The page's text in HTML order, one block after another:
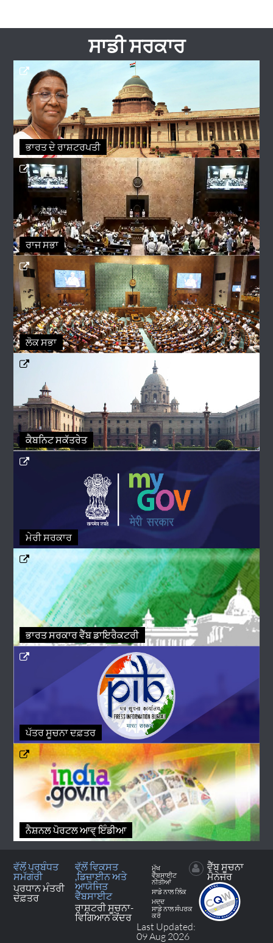
ਸਾਡੀ ਸਰਕਾਰ
ਭਾਰਤ ਦੇ ਰਾਸ਼ਟਰਪਤੀ
ਰਾਜ ਸਭਾ
ਲੋਕ ਸਭਾ
ਕੈਬਨਿਟ ਸਕੱਤਰੇਤ
ਮੇਰੀ ਸਰਕਾਰ
ਭਾਰਤ ਸਰਕਾਰ ਵੈੱਬ ਡਾਇਰੈਕਟਰੀ
ਪੱਤਰ ਸੂਚਨਾ ਦਫ਼ਤਰ
ਨੈਸ਼ਨਲ ਪੋਰਟਲ ਆਵ੍ ਇੰਡੀਆ
ਵੱਲੋਂ ਪ੍ਰਬੰਧਤ
ਸਮੱਗਰੀ
ਪ੍ਰਧਾਨ ਮੰਤਰੀ
ਦਫ਼ਤਰ
ਵੱਲੋਂ ਵਿਕਸਤ
,ਡਿਜ਼ਾਈਨ ਅਤੇ
ਆਯੋਜਿਤ
ਵੈੱਬਸਾਈਟ
ਰਾਸ਼ਟਰੀ ਸੂਚਨਾ-
ਵਿਗਿਆਨ ਕੇਂਦਰ
ਮੁੱਖ
ਵੈੱਬਸਾਈਟ
ਨੀਤੀਆਂ
ਸਾਡੇ ਨਾਲ ਲਿੰਕ
ਮਦਦ
ਸਾਡੇ ਨਾਲ ਸੰਪਰਕ
ਕਰੋ
ਵੈੱਬ ਸੂਚਨਾ
ਮੈਨੇਜਰ
Last Updated:
09 Aug 2026